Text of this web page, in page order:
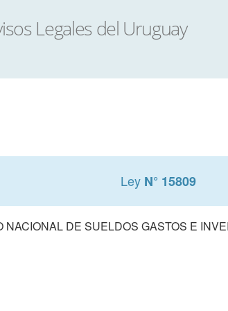
Ley N° 15809
NACIONAL DE SUELDOS GASTOS E